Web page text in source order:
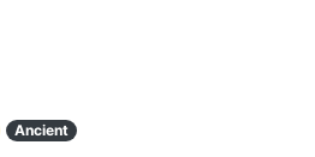
Ancient